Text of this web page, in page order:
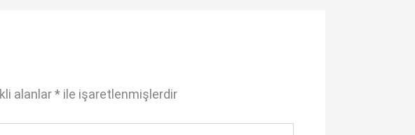
alanlar* ile işaretlenmişlerdir